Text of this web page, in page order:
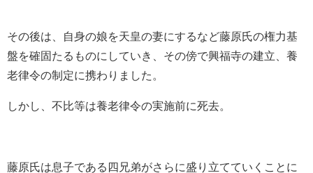
その後は、自身の娘を天皇の妻にするなど藤原氏の権力基
盤を確固たるものにしていき、その傍で興福寺の建立、養
老律令の制定に携わりました。
しかし、不比等は養老律令の実施前に死去。
藤原氏は息子である四兄弟がさらに盛り立てていくことに